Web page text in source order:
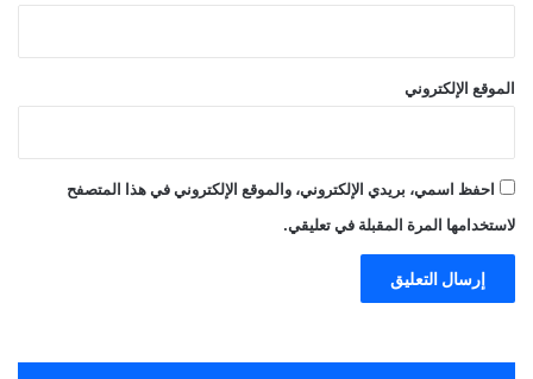
الموقع الإلكتروني
احفظ اسمي، بريدي الإلكتروني، والموقع الإلكتروني في هذا المتصفح
لاستخدامها المرة المقبلة في تعليقي.